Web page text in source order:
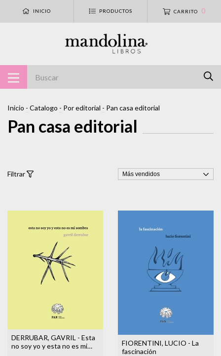
INICIO PRODUCTOS CARRITO 0
Inicio - Catalogo - Por editorial - Pan casa editorial
Pan casa editorial
Filtrar
DERRUBAR, GAVRIL - Esta
no soy yo y esta no es mi
FIORENTINI, LUCIO - La
fascinación